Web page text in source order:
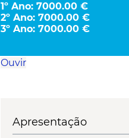
1º Ano: 7000.00 €
2º Ano: 7000.00 €
3º Ano: 7000.00 €
Ouvir
Apresentação